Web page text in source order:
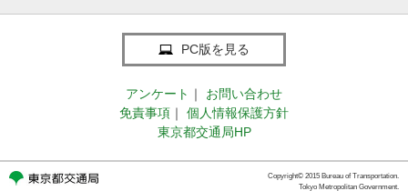
PC版を見る
アンケート ｜
お問い合わせ
免責事項 ｜
個人情報保護方針
東京都交通局HP
Copyright© 2015 Bureau of Transportation.
Tokyo Metropolitan Government.